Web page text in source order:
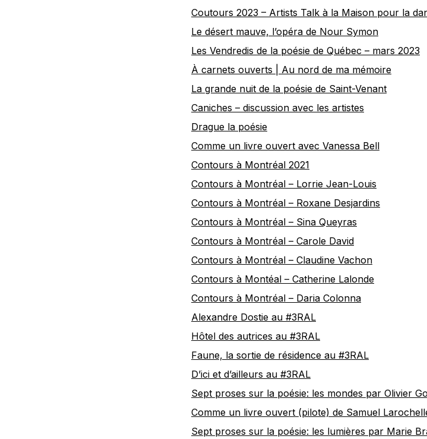
Coutours 2023 – Artists Talk à la Maison pour la
Le désert mauve, l’opéra de Nour Symon
Les Vendredis de la poésie de Québec – mars 2023
À carnets ouverts | Au nord de ma mémoire
La grande nuit de la poésie de Saint-Venant
Caniches – discussion avec les artistes
Drague la poésie
Comme un livre ouvert avec Vanessa Bell
Contours à Montréal 2021
Contours à Montréal – Lorrie Jean-Louis
Contours à Montréal – Roxane Desjardins
Contours à Montréal – Sina Queyras
Contours à Montréal – Carole David
Contours à Montréal – Claudine Vachon
Contours à Montéal – Catherine Lalonde
Contours à Montréal – Daria Colonna
Alexandre Dostie au #3RAL
Hôtel des autrices au #3RAL
Faune, la sortie de résidence au #3RAL
D’ici et d’ailleurs au #3RAL
Sept proses sur la poésie: les mondes par Olivier
Comme un livre ouvert (pilote) de Samuel
Sept proses sur la poésie: les lumières par Marie